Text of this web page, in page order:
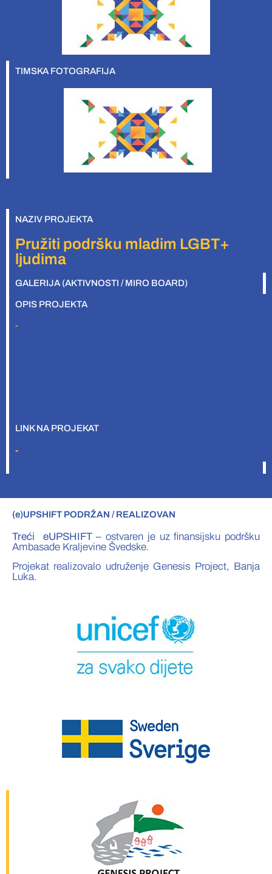
TIMSKA FOTOGRAFIJA
NAZIV PROJEKTA
Pružiti podršku mladim LGBT+
ljudima
GALERIJA (AKTIVNOSTI / MIRO BOARD)
OPIS PROJEKTA
-
LINK NA PROJEKAT
-
(e)UPSHIFT PODRŽAN / REALIZOVAN
Treći eUPSHIFT– ostvaren je uz finansijsku podršku
Ambasade Kraljevine Švedske.
Projekat realizovalo udruženje Genesis Project, Banja
Luka.